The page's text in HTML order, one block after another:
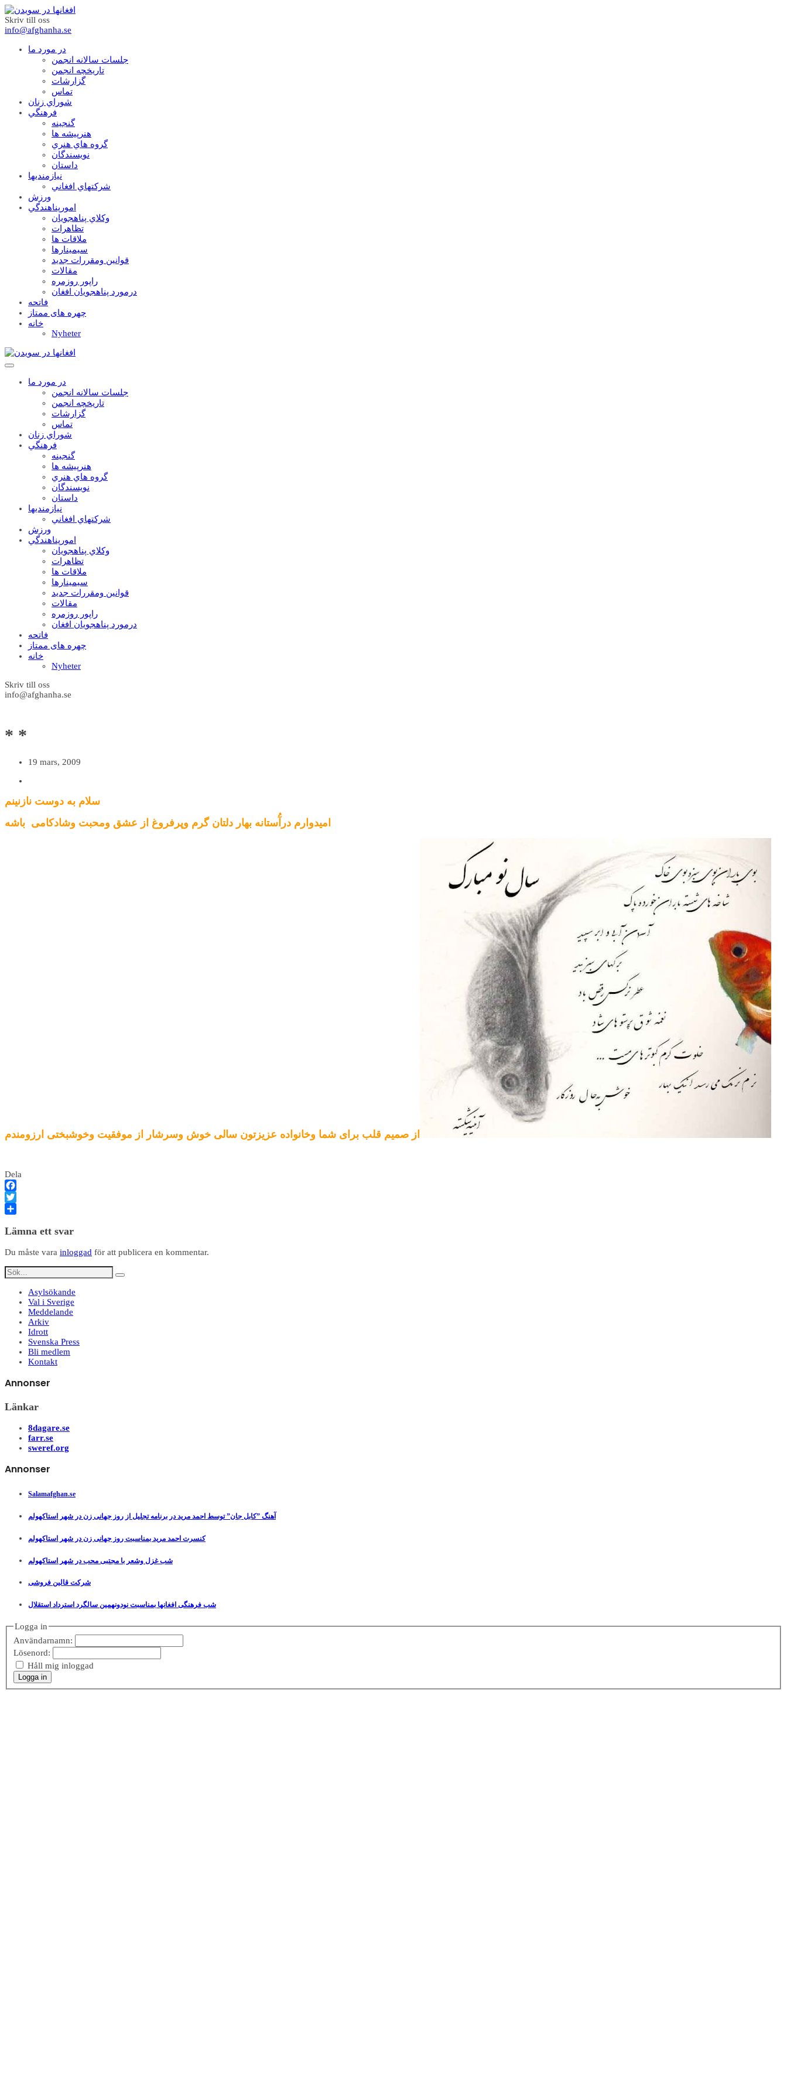
Skriv till oss
info@afghanha.se
در مورد ما
جلسات سالانه انجمن
تاریخچه انجمن
گزارشات
تماس
شوراي زنان
فرهنگي
گنجينه
هنرپيشه ها
گروه هاي هنري
نويسندگان
داستان
نيازمنديها
شرکتهاي افغاني
ورزش
امورپناهندگي
وکلاي پناهجويان
تظاهرات
ملاقات ها
سيمينارها
قوانين ومقررات جديد
مقالات
راپور روزمره
درمورد پناهجويان افغان
فاتحه
چهره های ممتاز
خانه
Nyheter
در مورد ما
جلسات سالانه انجمن
تاریخچه انجمن
گزارشات
تماس
شوراي زنان
فرهنگي
گنجينه
هنرپيشه ها
گروه هاي هنري
نويسندگان
داستان
نيازمنديها
شرکتهاي افغاني
ورزش
امورپناهندگي
وکلاي پناهجويان
تظاهرات
ملاقات ها
سيمينارها
قوانين ومقررات جديد
مقالات
راپور روزمره
درمورد پناهجويان افغان
فاتحه
چهره های ممتاز
خانه
Nyheter
Skriv till oss
info@afghanha.se
* *
19 mars, 2009
سلام به دوست نازنینم
امیدوارم درآُستانه بهار دلتان گرم وپرفروغ از عشق ومحبت وشادکامی باشه
از صمیم قلب برای شما وخانواده عزیزتون سالی خوش وسرشار از موفقیت وخوشبختی ارزومندم
Dela
Facebook
Twitter
Lämna ett svar
Du måste vara inloggad för att publicera en kommentar.
Asylsökande
Val i Sverige
Meddelande
Arkiv
Idrott
Svenska Press
Bli medlem
Kontakt
Annonser
Länkar
8dagare.se
farr.se
sweref.org
Annonser
Salamafghan.se
آهنگ ”کابل جان” توسط احمد مرید در برنامه تجلیل از روز جهانی زن در شهر استاکهولم
کنسرت احمد مرید بمناسبت روز جهانی زن در شهر استاکهولم
شب غزل وشعر با مجتبی محب در شهر استاکهولم
شرکت قالین فروشی
شب فرهنگی افغانها بمناسبت نودونهمین سالگرد استرداد استقلال
Logga in
Användarnamn:
Lösenord:
Håll mig inloggad
Logga in